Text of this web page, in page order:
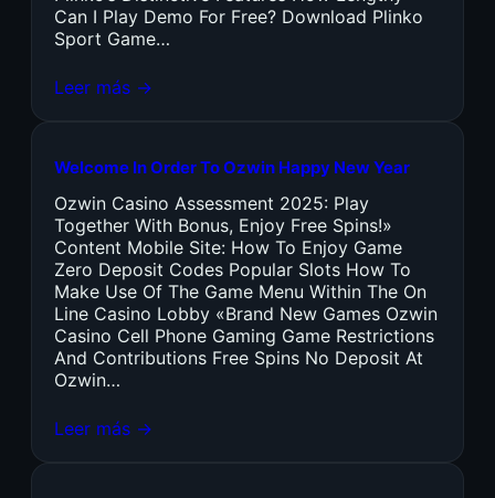
Can I Play Demo For Free? Download Plinko
Sport Game…
Leer más →
Welcome In Order To Ozwin Happy New Year
Ozwin Casino Assessment 2025: Play
Together With Bonus, Enjoy Free Spins!»
Content Mobile Site: How To Enjoy Game
Zero Deposit Codes Popular Slots How To
Make Use Of The Game Menu Within The On
Line Casino Lobby «Brand New Games Ozwin
Casino Cell Phone Gaming Game Restrictions
And Contributions Free Spins No Deposit At
Ozwin…
Leer más →